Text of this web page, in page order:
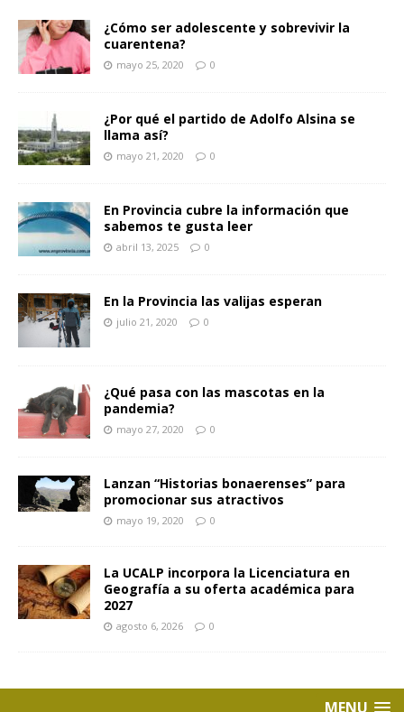
¿Cómo ser adolescente y sobrevivir la
cuarentena?
mayo 25, 2020 0
¿Por qué el partido de Adolfo Alsina se
llama así?
mayo 21, 2020 0
En Provincia cubre la información que
sabemos te gusta leer
abril 13, 2025 0
En la Provincia las valijas esperan
julio 21, 2020 0
¿Qué pasa con las mascotas en la
pandemia?
mayo 27, 2020 0
Lanzan “Historias bonaerenses” para
promocionar sus atractivos
mayo 19, 2020 0
La UCALP incorpora la Licenciatura en
Geografía a su oferta académica para
2027
agosto 6, 2026 0
MENU